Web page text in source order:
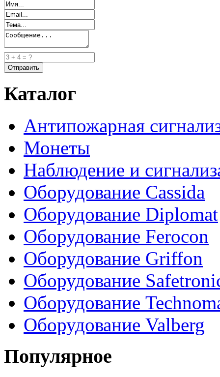
Каталог
Антипожарная
Монеты
Наблюдение и
Оборудование Cassida
Оборудование Diplomat
Оборудование Ferocon
Оборудование Griffon
Оборудование
Оборудование
Оборудование Valberg
Популярное